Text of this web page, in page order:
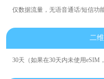
仅数据流量，无语音通话/短信功能
二
30天（如果在30天内未使用eSIM